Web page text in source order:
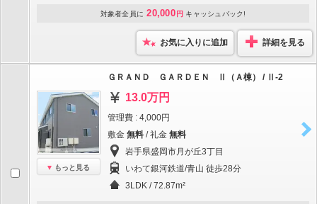
対象者全員に 20,000 円 キャッシュバック!
お気に入りに追加 詳細を見る
もっと見る
ＧＲＡＮＤ ＧＡＲＤＥＮ Ⅱ（Ａ棟） / Ⅱ-2
13.0万円
管理費 : 4,000円
敷金 無料 / 礼金 無料
岩手県盛岡市月が丘3丁目
いわて銀河鉄道/青山 徒歩28分
3LDK / 72.87m²